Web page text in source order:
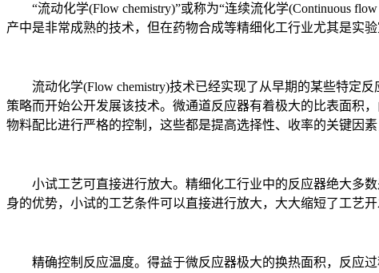
“流动化学(Flow chemistry)”或称为“连续流化学(Continuous
产中是非常成熟的技术，但在药物合成等精细化工行业尤其是实
流动化学(Flow chemistry)技术已经实现了从早期的某些特定反
策略而开始公开发展该技术。微通道反应器有着极大的比表面积
物料配比进行严格的控制，这些都是提高选择性、收率的关键因
小试工艺可直接进行放大。精细化工行业中的反应器绝大多数
身的优势，小试的工艺条件可以直接进行放大，大大缩短了工艺开
精确控制反应温度。得益于微反应器极大的换热面积，反应过